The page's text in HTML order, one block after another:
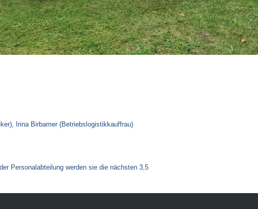
Irina Birbamer (Betriebslogistikkauffrau)
Personalabteilung werden sie die nächsten 3,5